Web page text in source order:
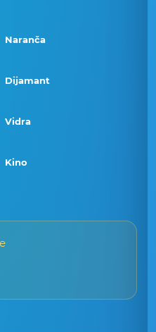
Naranča
Dijamant
Vidra
Kino